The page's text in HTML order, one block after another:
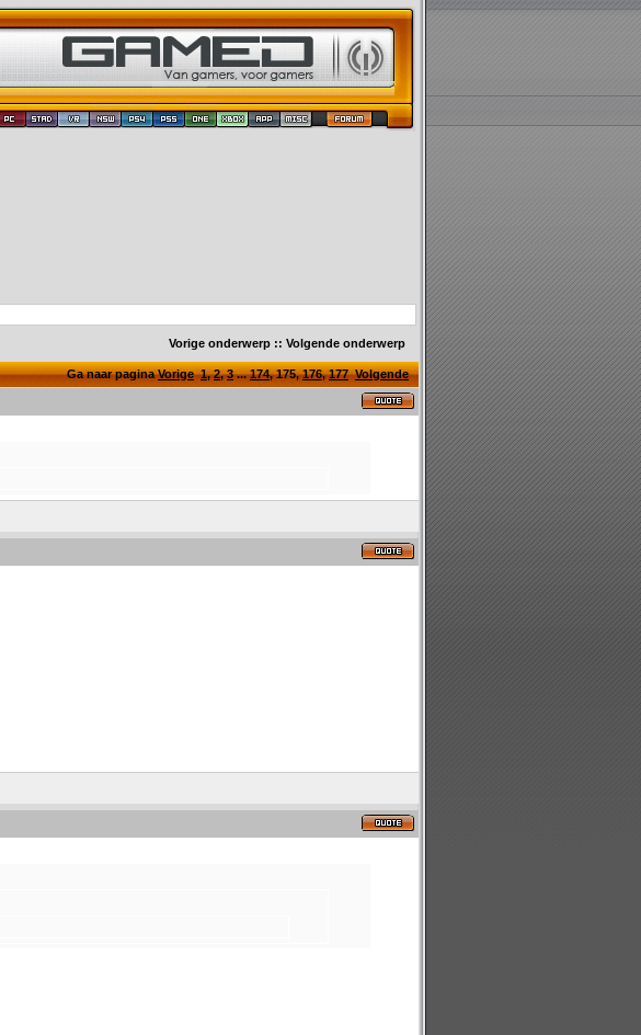
Vorige onderwerp :: Volgende onderwerp
Ga naar paginaVorige 1,2,3...174,175,176,177 Volgende